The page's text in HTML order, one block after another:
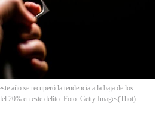
año se recuperó la tendencia a la baja de los
20% en este delito. Foto: Getty Images(Thot)